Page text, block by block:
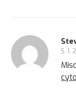
5. 1.